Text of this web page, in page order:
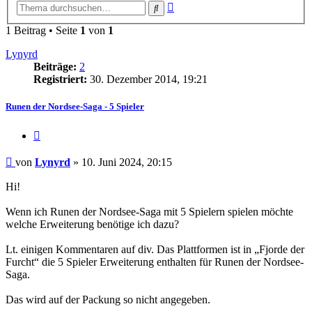
Suche
1 Beitrag • Seite 1 von 1
Lynyrd
Beiträge: 2
Registriert: 30. Dezember 2014, 19:21
Runen der Nordsee-Saga - 5 Spieler
Beitrag
von Lynyrd » 10. Juni 2024, 20:15
Hi!
Wenn ich Runen der Nordsee-Saga mit 5 Spielern spielen möchte
welche Erweiterung benötige ich dazu?
Lt. einigen Kommentaren auf div. Das Plattformen ist in „Fjorde der
Furcht“ die 5 Spieler Erweiterung enthalten für Runen der Nordsee-
Saga.
Das wird auf der Packung so nicht angegeben.